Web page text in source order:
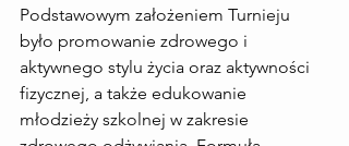
Podstawowym założeniem Turnieju
było promowanie zdrowego i
aktywnego stylu życia oraz aktywności
fizycznej, a także edukowanie
młodzieży szkolnej w zakresie